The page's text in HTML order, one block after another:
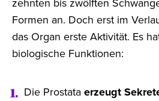
Formen an. Doch erst im
das Organ erste Aktivität. Es
biologische Funktionen:
Die Prostata erzeugt